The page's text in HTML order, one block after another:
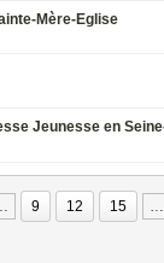
Mère-Eglise
Jeunesse en
9 12 15